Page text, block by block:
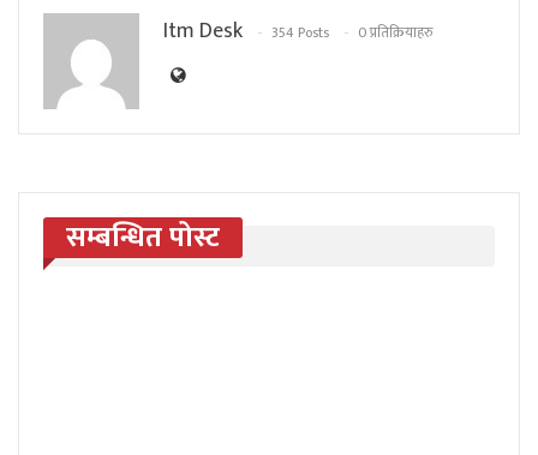
Itm Desk 354 Posts 0 प्रतिक्रियाहरु
सम्बन्धित पोस्ट